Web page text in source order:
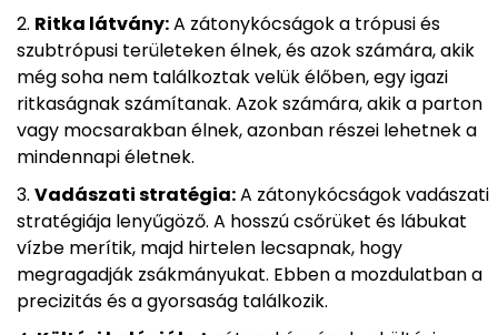
Ritka látvány:A zátonykócságok a trópusi és
szubtrópusi területeken élnek, és azok számára, akik
még soha nem találkoztak velük élőben, egy igazi
ritkaságnak számítanak. Azok számára, akik a parton
vagy mocsarakban élnek, azonban részei lehetnek a
mindennapi életnek.
Vadászati stratégia:A zátonykócságok vadászati
stratégiája lenyűgöző. A hosszú csőrüket és lábukat
vízbe merítik, majd hirtelen lecsapnak, hogy
megragadják zsákmányukat. Ebben a mozdulatban a
precizitás és a gyorsaság találkozik.